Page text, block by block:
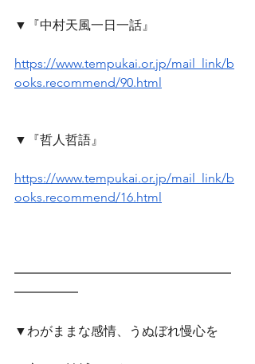
▼『中村天風一日一話』
https://www.tempukai.or.jp/mail_link/b
ooks.recommend/90.html
▼『哲人哲語』
https://www.tempukai.or.jp/mail_link/b
ooks.recommend/16.html
━━━━━━━━━━━━━━━━━
━━━━━
▼わがままな感情、うぬぼれ慢心を